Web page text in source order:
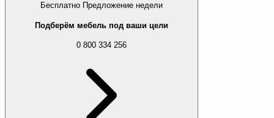
Бесплатно Предложение недели
Подберём мебель под ваши цели
0 800 334 256